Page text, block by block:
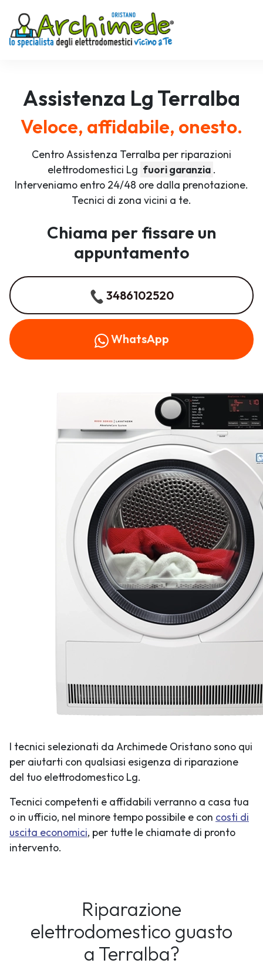
Assistenza Lg Terralba
Veloce, affidabile, onesto.
Centro Assistenza Terralba per riparazioni
elettrodomestici Lg fuori garanzia .
Interveniamo entro 24/48 ore dalla prenotazione.
Tecnici di zona vicini a te.
Chiama per fissare un
appuntamento
3486102520
WhatsApp
I tecnici selezionati da Archimede Oristano sono qui
per aiutarti con qualsiasi esigenza di riparazione
del tuo elettrodomestico Lg.
Tecnici competenti e affidabili verranno a casa tua
o in ufficio, nel minore tempo possibile e con costi di
uscita economici, per tutte le chiamate di pronto
intervento.
Riparazione
elettrodomestico guasto
a Terralba?